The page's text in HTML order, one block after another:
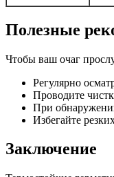
Полезные
Чтобы ваш очаг
Регулярно
Проводите
При
Избегайте
Заключение